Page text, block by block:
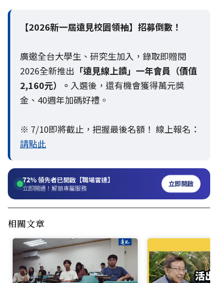
【2026新一屆遠見校園領袖】招募倒數！
廣邀全台大學生、研究生加入，錄取即贈閱
2026全新推出 「遠見線上讀」一年會員（價值
2,160元）。 入選後，還有機會獲得萬元獎
金、40週年加碼好禮。
※ 7/10即將截止，把握最後名額！ 線上報名：
請點此
72%領先者已開啟【職場雷達】
立即開通！解鎖專屬服務 立即開啟
相關文章